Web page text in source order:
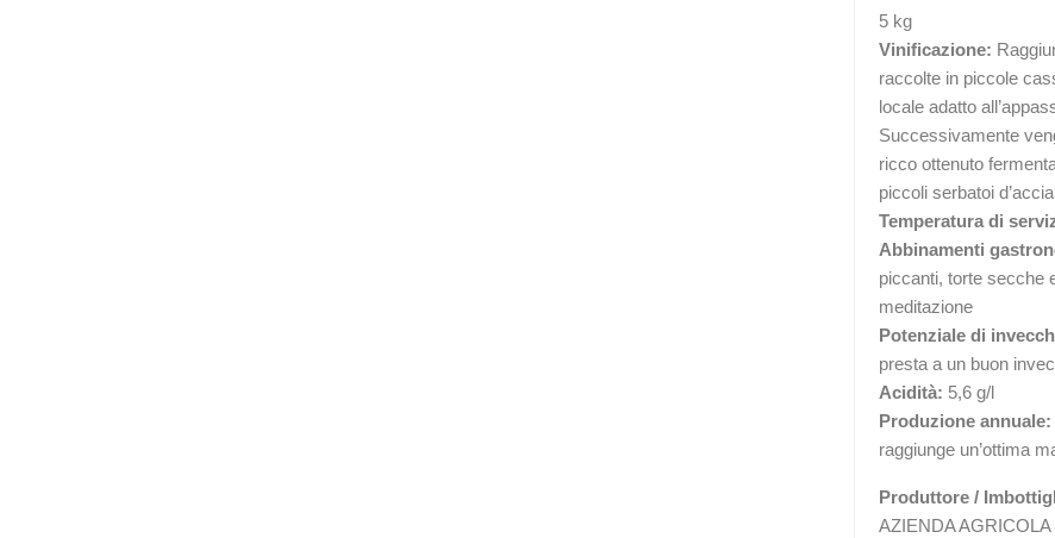
5 kg
Vinificazione:
raccolte in piccole
locale adatto
Successivamente
ricco ottenuto
piccoli serbatoi
Temperatura di
Abbinamenti
piccanti, torte secche
meditazione
Potenziale di
presta a un buon
Acidità: 5,6 g/l
Produzione annuale:
raggiunge un’ottima
Produttore /
AZIENDA